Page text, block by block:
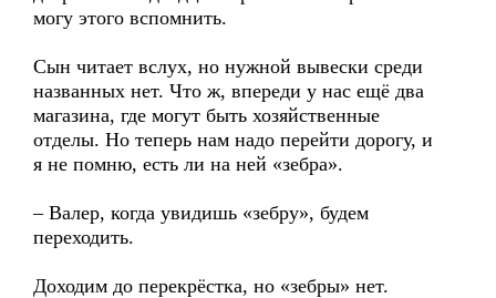
могу этого вспомнить.
Сын читает вслух, но нужной вывески среди
названных нет. Что ж, впереди у нас ещё два
магазина, где могут быть хозяйственные
отделы. Но теперь нам надо перейти дорогу, и
я не помню, есть ли на ней «зебра».
– Валер, когда увидишь «зебру», будем
переходить.
Доходим до перекрёстка, но «зебры» нет.